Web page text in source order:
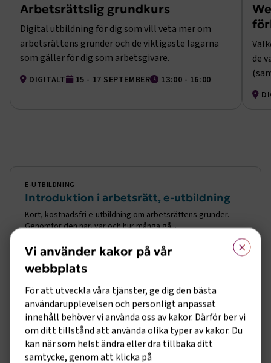
Arbetsrättslig grundkurs
Digital utbildning för dig som vill veta mer om
arbetsrättens grunder och de viktigaste lagarna
som gäller för dig som arbetsgivare.
DIGITALT 15 - 17 SEPTEMBER 13:00 - 16:00
de
E-UTBILDNING
Introduktion i arbetsrätt, e-utbildning
Kort, kostnadsfri e-utbildning om arbetsrättens grunder.
Genomför den när, var och hur många gå...
Läs mer
×
Vi använder kakor på vår
webbplats
För att utveckla våra tjänster, ge dig den bästa
användarupplevelsen och personligt anpassat
innehåll behöver vi använda oss av kakor. Därför ber vi
om ditt tillstånd att använda olika typer av kakor. Du
kan när som helst ändra eller dra tillbaka ditt
samtycke, genom att klicka på